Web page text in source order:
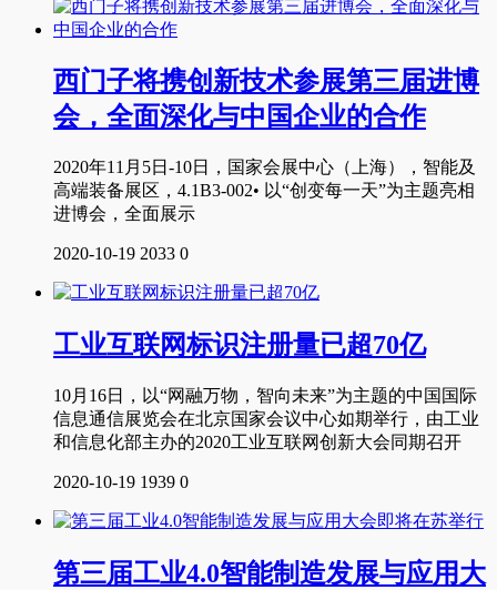
西门子将携创新技术参展第三届进博
会，全面深化与中国企业的合作
2020年11月5日-10日，国家会展中心（上海），智能及
高端装备展区，4.1B3-002• 以“创变每一天”为主题亮相
进博会，全面展示
2020-10-19 2033 0
工业互联网标识注册量已超70亿
10月16日，以“网融万物，智向未来”为主题的中国国际
信息通信展览会在北京国家会议中心如期举行，由工业
和信息化部主办的2020工业互联网创新大会同期召开
2020-10-19 1939 0
第三届工业4.0智能制造发展与应用大